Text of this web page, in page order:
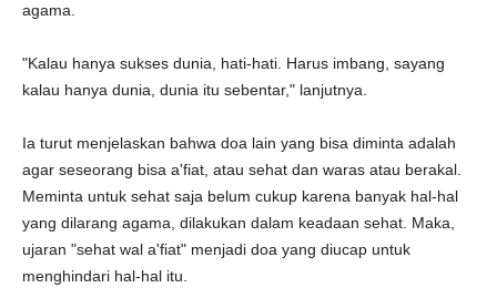
agama.
"Kalau hanya sukses dunia, hati-hati. Harus imbang, sayang
kalau hanya dunia, dunia itu sebentar," lanjutnya.
Ia turut menjelaskan bahwa doa lain yang bisa diminta adalah
agar seseorang bisa a'fiat, atau sehat dan waras atau berakal.
Meminta untuk sehat saja belum cukup karena banyak hal-hal
yang dilarang agama, dilakukan dalam keadaan sehat. Maka,
ujaran "sehat wal a'fiat" menjadi doa yang diucap untuk
menghindari hal-hal itu.